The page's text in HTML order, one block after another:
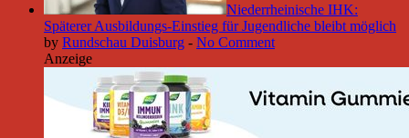
Niederrheinische IHK:
Späterer Ausbildungs-Einstieg für Jugendliche bleibt möglich
by Rundschau Duisburg - No Comment
Anzeige